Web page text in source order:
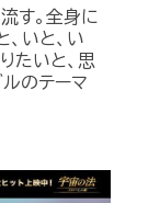
す。全身に
いと、い
たいと、思
ルのテーマ